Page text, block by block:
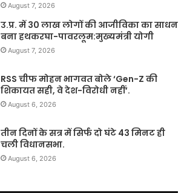
August 7, 2026
उ.प्र. में 30 लाख लोगों की आजीविका का साधन
बना हथकरघा-पावरलूम:मुख्यमंत्री योगी
August 7, 2026
RSS चीफ मोहन भागवत बोले ‘Gen-Z की
शिकायत सही, वे देश-विरोधी नहीं’.
August 6, 2026
तीन दिनों के सत्र में सिर्फ दो घंटे 43 मिनट ही
चली विधानसभा.
August 6, 2026